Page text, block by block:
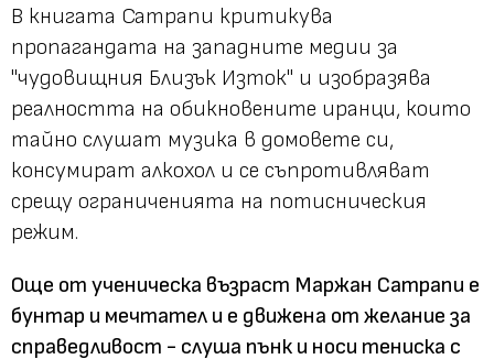
В книгата Сатрапи критикува
пропагандата на западните медии за
"чудовищния Близък Изток" и изобразява
реалността на обикновените иранци, които
тайно слушат музика в домовете си,
консумират алкохол и се съпротивляват
срещу ограниченията на потисническия
режим.
Още от ученическа възраст Маржан Сатрапи е
бунтар и мечтател и е движена от желание за
справедливост - слуша пънк и носи тениска с